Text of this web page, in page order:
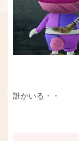
誰かいる・・